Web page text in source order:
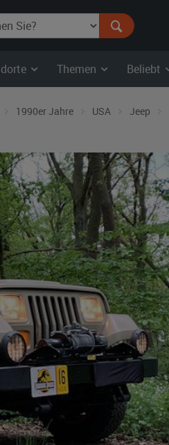
Themen Beliebt
1990er Jahre USA Jeep